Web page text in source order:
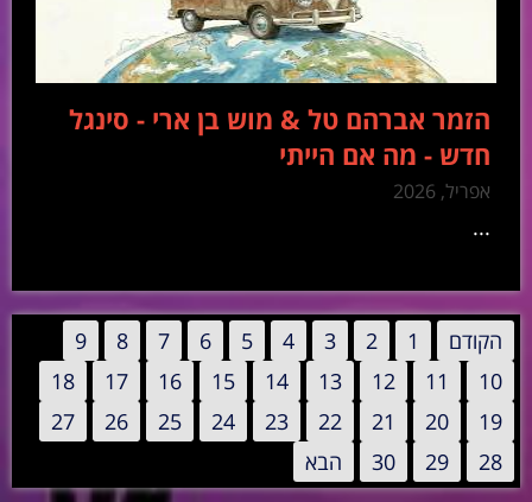
הזמר אברהם טל & מוש בן ארי - סינגל
חדש - מה אם הייתי
אפריל, 2026
...
הקודם 1
2
3
4
5
6
7
8
9
10
11
12
13
14
15
16
17
18
19
20
21
22
23
24
25
26
27
28
29
30 הבא